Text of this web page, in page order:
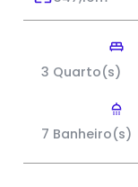
3 Quarto(s)
7 Banheiro(s)